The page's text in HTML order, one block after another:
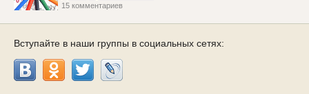
15 комментариев
Вступайте в наши группы в социальных сетях: